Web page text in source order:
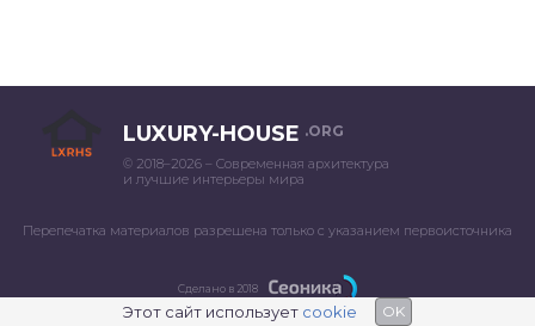
LUXURY-HOUSE .ORG
© 2018–2026 – Современная архитектура
и лучшие интерьеры мира
Перепечатка материалов разрешена только с указанием первоисточника
Сделано в 2018
Этот сайт использует cookie OK